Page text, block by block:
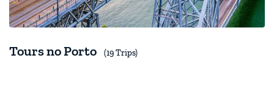
Tours no Porto (19 Trips)